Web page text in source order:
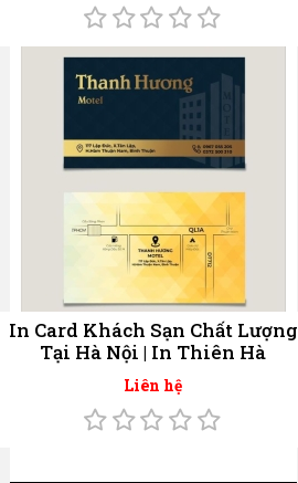
In Card Khách Sạn Chất Lượng
Tại Hà Nội | In Thiên Hà
Liên hệ